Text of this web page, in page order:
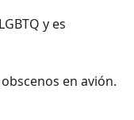
y es
en avión.